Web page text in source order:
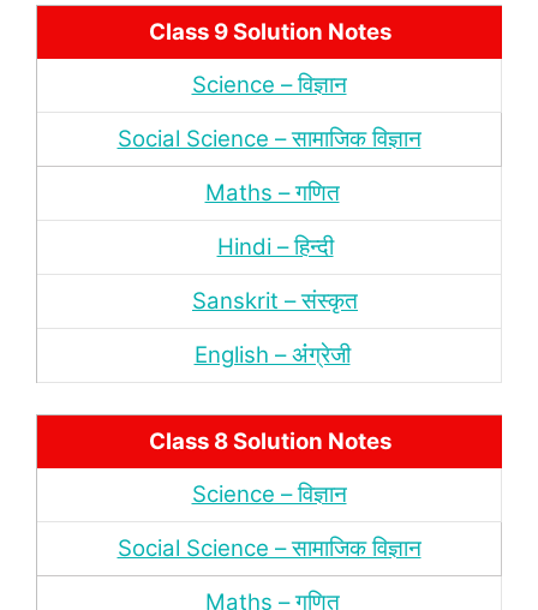
Class 9 Solution Notes
Science – विज्ञान
Social Science – सामाजिक विज्ञान
Maths – गणित
Hindi – हिन्‍दी
Sanskrit – संस्‍कृत
English – अंंग्रेजी
Class 8 Solution Notes
Science – विज्ञान
Social Science – सामाजिक विज्ञान
Maths – गणित